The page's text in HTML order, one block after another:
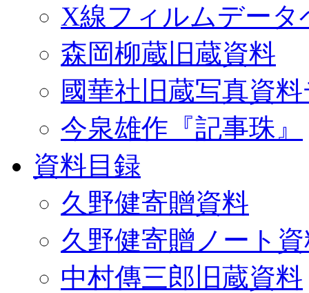
X線フィルムデータ
森岡柳蔵旧蔵資料
國華社旧蔵写真資
今泉雄作『記事珠』
資料目録
久野健寄贈資料
久野健寄贈ノート
中村傳三郎旧蔵資料